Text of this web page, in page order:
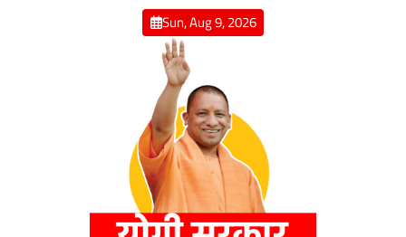
Sun, Aug 9, 2026